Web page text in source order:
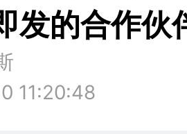
发的合作伙
11:20:48